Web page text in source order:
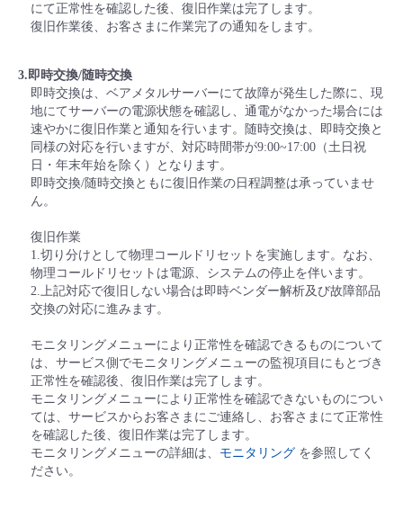
にて正常性を確認した後、復旧作業は完了します。
復旧作業後、お客さまに作業完了の通知をします。
3.即時交換/随時交換
即時交換は、ベアメタルサーバーにて故障が発生した際に、現
地にてサーバーの電源状態を確認し、通電がなかった場合には
速やかに復旧作業と通知を行います。随時交換は、即時交換と
同様の対応を行いますが、対応時間帯が9:00~17:00（土日祝
日・年末年始を除く）となります。
即時交換/随時交換ともに復旧作業の日程調整は承っていませ
ん。
復旧作業
1.切り分けとして物理コールドリセットを実施します。なお、
物理コールドリセットは電源、システムの停止を伴います。
2.上記対応で復旧しない場合は即時ベンダー解析及び故障部品
交換の対応に進みます。
モニタリングメニューにより正常性を確認できるものについて
は、サービス側でモニタリングメニューの監視項目にもとづき
正常性を確認後、復旧作業は完了します。
モニタリングメニューにより正常性を確認できないものについ
ては、サービスからお客さまにご連絡し、お客さまにて正常性
を確認した後、復旧作業は完了します。
モニタリングメニューの詳細は、 モニタリング を参照してく
ださい。